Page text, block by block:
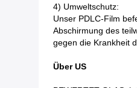
4) Umweltschutz:
Unser PDLC-Film
Abschirmung des
gegen die Krankheit
Über US